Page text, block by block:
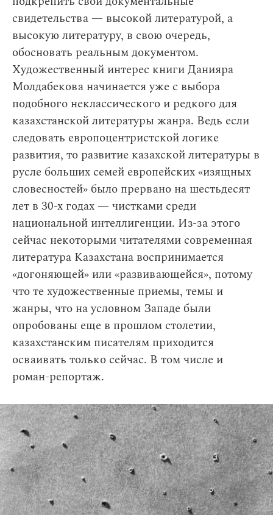
свидетельства — высокой литературой, а
высокую литературу, в свою очередь,
обосновать реальным документом.
Художественный интерес книги Данияра
Молдабекова начинается уже с выбора
подобного неклассического и редкого для
казахстанской литературы жанра. Ведь если
следовать европоцентристской логике
развития, то развитие казахской литературы в
русле больших семей европейских «изящных
словесностей» было прервано на шестьдесят
лет в 30-х годах — чистками среди
национальной интеллигенции. Из-за этого
сейчас некоторыми читателями современная
литература Казахстана воспринимается
«догоняющей» или «развивающейся», потому
что те художественные приемы, темы и
жанры, что на условном Западе были
опробованы еще в прошлом столетии,
казахстанским писателям приходится
осваивать только сейчас. В том числе и
роман-репортаж.